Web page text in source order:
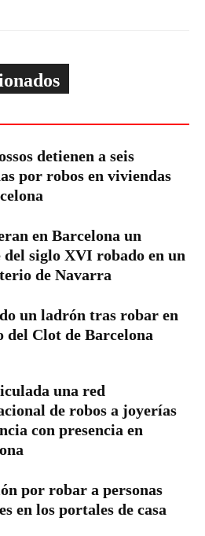
detienen a seis
por robos en viviendas
en Barcelona un
del siglo XVI robado en un
de Navarra
un ladrón tras robar en
del Clot de Barcelona
una red
de robos a joyerías
con presencia en
por robar a personas
en los portales de casa